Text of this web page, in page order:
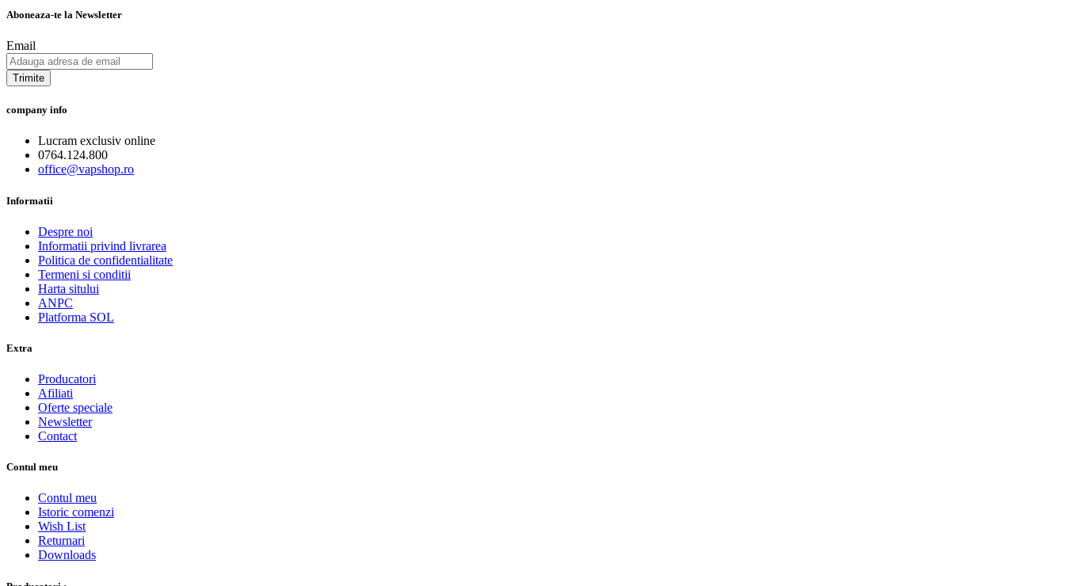
Aboneaza-te la Newsletter
Email
Trimite
company info
Lucram exclusiv online
0764.124.800
office@vapshop.ro
Informatii
Despre noi
Informatii privind livrarea
Politica de confidentialitate
Termeni si conditii
Harta sitului
ANPC
Platforma SOL
Extra
Producatori
Afiliati
Oferte speciale
Newsletter
Contact
Contul meu
Contul meu
Istoric comenzi
Wish List
Returnari
Downloads